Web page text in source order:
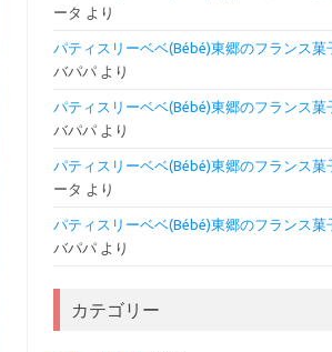
ータ より
パティスリーベベ(Bébé)東郷のフランス菓
バパパより
パティスリーベベ(Bébé)東郷のフランス菓
バパパより
パティスリーベベ(Bébé)東郷のフランス菓
ータ より
パティスリーベベ(Bébé)東郷のフランス菓
バパパより
カテゴリー